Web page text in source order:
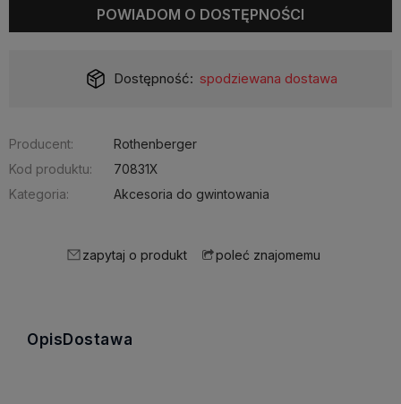
POWIADOM O DOSTĘPNOŚCI
Dostępność: spodziewana dostawa
Producent:
Rothenberger
Kod produktu:
70831X
Kategoria:
Akcesoria do gwintowania
zapytaj o produkt poleć znajomemu
OpisDostawa